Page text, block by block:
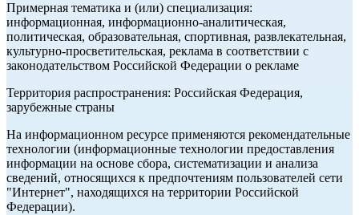
Примерная тематика и (или) специализация:
информационная, информационно-аналитическая,
политическая, образовательная, спортивная, развлекательная,
культурно-просветительская, реклама в соответствии с
законодательством Российской Федерации о рекламе
Территория распространения: Российская Федерация,
зарубежные страны
На информационном ресурсе применяются рекомендательные
технологии (информационные технологии предоставления
информации на основе сбора, систематизации и анализа
сведений, относящихся к предпочтениям пользователей сети
"Интернет", находящихся на территории Российской
Федерации).